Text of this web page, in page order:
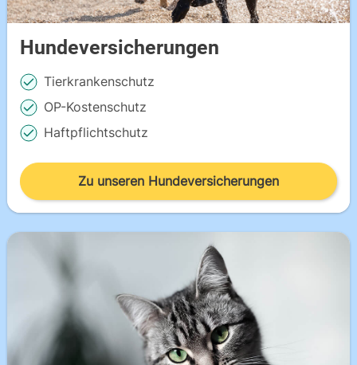
Hundeversicherungen
Tierkrankenschutz
OP-Kostenschutz
Haftpflichtschutz
Zu unseren Hundeversicherungen